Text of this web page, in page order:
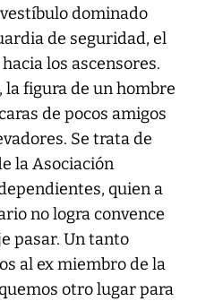
dominado
de seguridad, el
los ascensores.
la figura de un hombre
de pocos amigos
Se trata de
la Asociación
quien a
no logra convence
pasar. Un tanto
al ex miembro de la
otro lugar para